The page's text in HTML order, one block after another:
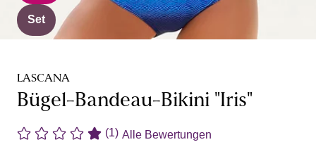
Set
LASCANA
Bügel-Bandeau-Bikini "Iris"
(1) Alle Bewertungen